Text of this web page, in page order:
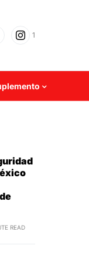
1
READ